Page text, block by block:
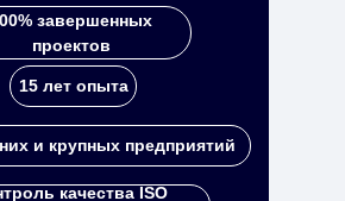
качества ISO
завершенных
проектов
15 лет опыта
и крупных предприятий